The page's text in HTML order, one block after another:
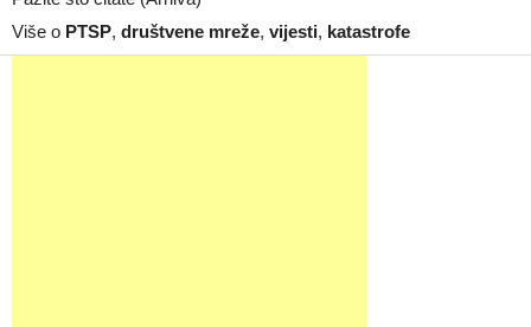
Više o PTSP, društvene mreže, vijesti, katastrofe